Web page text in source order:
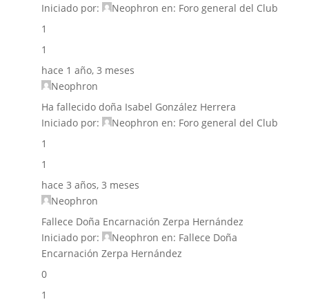
Iniciado por:
Neophron en: Foro general del Club
1
1
hace 1 año, 3 meses
Neophron
Ha fallecido doña Isabel González Herrera
Iniciado por:
Neophron en: Foro general del Club
1
1
hace 3 años, 3 meses
Neophron
Fallece Doña Encarnación Zerpa Hernández
Iniciado por:
Neophron en: Fallece Doña
Encarnación Zerpa Hernández
0
1